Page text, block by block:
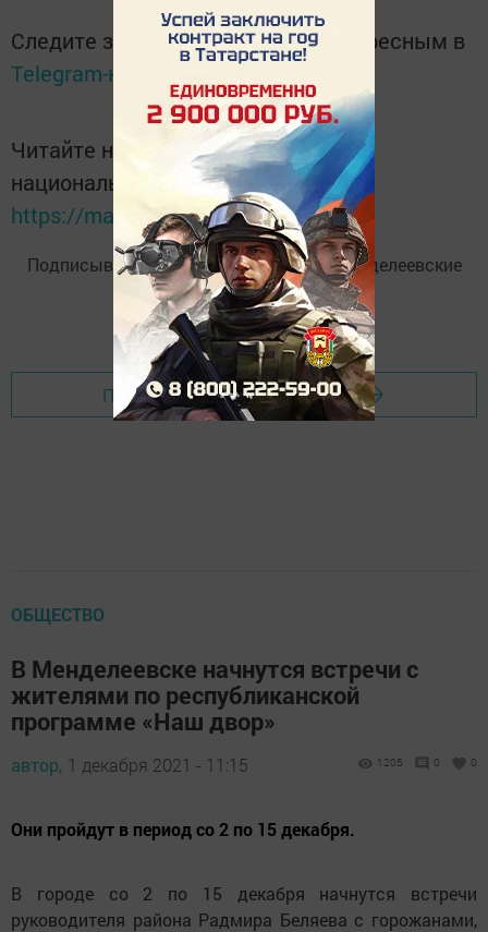
Следите за самым важным и интересным в
Telegram-канале
Татмедиа
Читайте новости Татарстана в
национальном мессенджере MАХ:
https://max.ru/tatmedia
Подписывайтесь наTelegram-канал«Менделеевские
новости»
Перейти на страницу новости
ОБЩЕСТВО
В Менделеевске начнутся встречи с
жителями по республиканской
программе «Наш двор»
автор, 1 декабря 2021 - 11:15 1205 0 0
Они пройдут в период со 2 по 15 декабря.
В городе со 2 по 15 декабря начнутся встречи
руководителя района Радмира Беляева с горожанами,